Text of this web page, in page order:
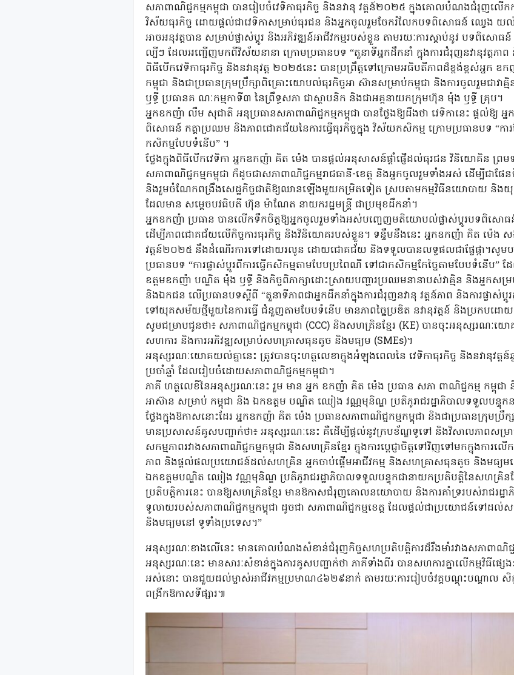
សភាពាណិជ្ជកម្មកម្ពុជា បានរៀបចំវេទិកាធុរកិច្ច និងនវានុ វត្តន៍២០២៥ ក្នុងគោលបំណងជំរុញលើកក
វិស័យធុរកិច្ច ដោយផ្តល់ជាវេទិកាសម្រាប់ធុរជន និងអ្នកចូលរួមចែករំលែកបទពិសោធន៍ ឈ្វេង យល់ពីនិ
អាចអនុវត្តបាន សម្រាប់ផ្លាស់ប្តូរ និងអភិវឌ្ឍន៍អាជីវកម្មរបស់ខ្លួន តាមរយៈការស្តាប់នូវ បទពិសោ
ល្បីៗ ដែលអញ្ជើញមកពីវិស័យនានា ក្រោមប្រធានបទ “តួនាទីអ្នកដឹកនាំ ក្នុងការជំរុញនវានុវត្តភាព និង
ពិធីបើកវេទិកាធុរកិច្ច និងនវានុវត្ត ២០២៥នេះ បានប្រព្រឹត្តទៅក្រោមអធិបតីភាពដ៏ខ្ពង់ខ្ពស់អ្នក ឧ
កម្ពុជា និងជាប្រធានក្រុមប្រឹក្សាពិគ្រោះយោបល់ធុរកិច្ចអា ស៊ានសម្រាប់កម្ពុជា និងការចូលរួមជា
ឫទ្ធី ប្រធានគ ណៈកម្មកាទី៣ នៃព្រឹទ្ធសភា ជាស្ថាបនិក និងជាអគ្គនាយកក្រុមហ៊ុន ម៉ុង ឫទ្ធី គ្រុប។
អ្នកឧកញ៉ា លឹម សុជាតិ អនុប្រធានសភាពាណិជ្ជកម្មកម្ពុជា បានថ្លែងឱ្យដឹងថា វេទិកានេះ ផ្តល់ឱ្
ពិសោធន៍ កត្តាប្រឈម និងភាពជោគជ័យនៃការធ្វើធុរកិច្ចក្នុង វិស័យកសិកម្ម ក្រោមប្រធានបទ “កា
កសិកម្មបែបទំនើប” ។
ថ្លែងក្នុងពិធីបើកវេទិកា អ្នកឧកញ៉ា គិត ម៉េង បានផ្តល់អនុសាសន៍ផ្តាំផ្ញើដល់ធុរជន វិនិយោគិន ព្រ
សភាពាណិជ្ជកម្មកម្ពុជា ក៏ដូចជាសភាពាណិជ្ជកម្មរាជធានី-ខេត្ត និងអ្នកចូលរួមទាំងអស់ ដើម្បីជាផែន
និងរួមចំណែកពង្រឹងសេដ្ឋកិច្ចជាតិឱ្យឈានឡើងមួយកម្រិតទៀត ស្របតាមកម្មវិធីនយោបាយ និងយុទ្
ដែលមាន សម្តេចបវធិបតី ហ៊ុន ម៉ាណែត នាយករដ្ឋមន្ត្រី ជាប្រមុខដឹកនាំ។
អ្នកឧកញ៉ា ប្រធាន បានលើកទឹកចិត្តឱ្យអ្នកចូលរួមទាំងអស់បញ្ចេញមតិយោបល់ផ្លាស់ប្តូរបទពិសោធ
ដើម្បីភាពជោគជ័យលើកិច្ចការធុរកិច្ច និងវិនិយោគរបស់ខ្លួន។ ទន្ទឹមនឹងនេះ អ្នកឧកញ៉ា គិត ម៉េង ស
វត្តន៍២០២៥ នឹងដំណើរការទៅដោយរលូន ដោយជោគជ័យ និងទទួលបានលទ្ធផលជាផ្លែផ្កា។សូមបញ្ជ
ប្រធានបទ “ការផ្លាស់ប្តូរពីការធ្វើកសិកម្មតាមបែបប្រពៃណី ទៅជាកសិកម្មកែច្នៃតាមបែបទំនើប”
ឧត្តមឧកញ៉ា បណ្ឌិត ម៉ុង ឫទ្ធី និងកិច្ចពិភាក្សាដោះស្រាយបញ្ហារប្រឈមនានាបស់វាគ្មិន និងអ្នក
និងឯកជន លើប្រធានបទស្តីពី “តួនាទីភាពជាអ្នកដឹកនាំក្នុងការជំរុញនវានុ វត្តន៍ភាព និងការផ្លាស់ប្
ទៅយុគសម័យថ្មីមួយនៃការធ្វើ ជំនួញតាមបែបទំនើប មានភាពច្នៃប្រឌិត នវានុវត្តន៍ និងប្រកបដោយឧ
សូមជម្រាបជូនថា៖ សភាពាណិជ្ជកម្មកម្ពុជា (CCC) និងសហគ្រិនខ្មែរ (KE) បានចុះអនុស្សរណ
សហការ និងការអភិវឌ្ឍសម្រាប់សហគ្រាសធុនតូច និងមធ្យម (SMEs)។
អនុស្សរណៈយោគយល់គ្នានេះ ត្រូវបានចុះហត្ថលេខាក្នុងអំឡុងពេលនៃ វេទិកាធុរកិច្ច និងនវានុវត្
ប្រចាំឆ្នាំ ដែលរៀបចំដោយសភាពាណិជ្ជកម្មកម្ពុជា។
ភាគី ហត្ថលេខីនៃអនុស្សរណៈនេះ រួម មាន អ្នក ឧកញ៉ា គិត ម៉េង ប្រធាន សភា ពាណិជ្ជកម្ម កម្ពុជា និ
អាស៊ាន សម្រាប់ កម្ពុជា និង ឯកឧត្តម បណ្ឌិត ឈៀង វណ្ណមុនិណ្ឌ ប្រតិភូរាជរដ្ឋាភិបាលទទួលបន្ទុក
ថ្លែងក្នុងឱកាសនោះដែរ អ្នកឧកញ៉ា គិត ម៉េង ប្រធានសភាពាណិជ្ជកម្មកម្ពុជា និងជាប្រធានក្រុមប្រឹក្
មានប្រសាសន៍គូសបញ្ជាក់ថា៖ អនុស្សរណៈនេះ គឺដើម្បីផ្តល់នូវក្របខ័ណ្ឌទូទៅ និងវិសាលភាពសម្រ
សកម្មភាពរវាងសភាពាណិជ្ជកម្មកម្ពុជា និងសហគ្រិនខ្មែរ ក្នុងការប្តេជ្ញាចិត្តទៅវិញទៅមកក្នុងកា
ភាព និងផ្ដល់ផលប្រយោជន៍ដល់សហគ្រិន អ្នកចាប់ផ្តើមអាជីវកម្ម និងសហគ្រាសធុនតូច និងមធ្យមន
ឯកឧត្ដមបណ្ឌិត ឈៀង វណ្ណមុនិណ្ឌ ប្រតិភូរាជរដ្ឋាភិបាលទទួលបន្ទុកជានាយកប្រតិបត្តិនៃសហគ្រិន
ប្រតិបត្តិការនេះ បានឱ្យសហគ្រិនខ្មែរ មានឱកាសជំរុញគោលនយោបាយ និងការគាំទ្ររបស់រាជរដ្
ទូលាយរបស់សភាពាណិជ្ជកម្មកម្ពុជា ដូចជា សភាពាណិជ្ជកម្មខេត្ត ដែលផ្តល់ជាប្រយោជន៍ទៅដ
និងមធ្យមនៅ ទូទាំងប្រទេស។”
អនុស្សរណៈខាងលើនេះ មានគោលបំណងសំខាន់ជំរុញកិច្ចសហប្រតិបត្តិការដ៏រឹងមាំរវាងសភាពាណិជ្ច
អនុស្សរណៈនេះ មានសារៈសំខាន់ក្នុងការគូសបញ្ជាក់ថា ភាគីទាំងពីរ បានសហការគ្នាលើកម្មវិធីផ្សេ
អស់នោះ បានជួយដល់ម្ចាស់អាជីវកម្មប្រមាណ៤៦២៩នាក់ តាមរយៈការរៀបចំវគ្គបណ្តុះបណ្តាល សិ
ពង្រីកឱកាសទីផ្សារ៕